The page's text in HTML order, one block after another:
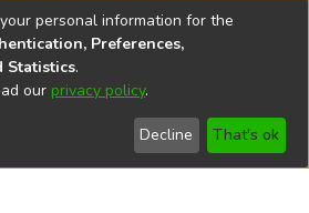
- Planta baja
Bibliolatino.com
personal information for the
Preferences,
Statistics.
our privacy policy.
Decline That's ok